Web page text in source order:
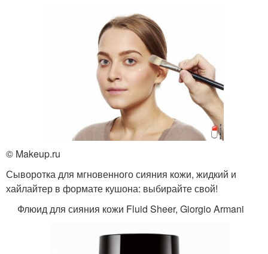
© Makeup.ru
Сыворотка для мгновенного сияния кожи, жидкий и
хайлайтер в формате кушона: выбирайте свой!
Флюид для сияния кожи Fluid Sheer, Giorgio Armani